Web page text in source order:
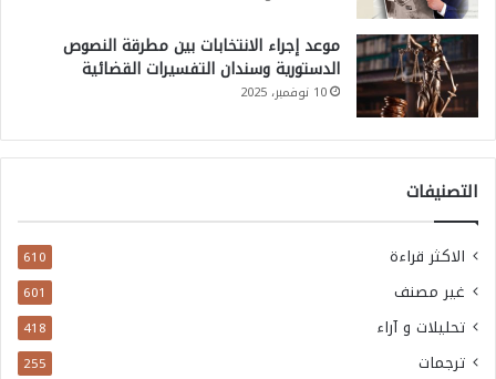
موعد إجراء الانتخابات بين مطرقة النصوص
الدستورية وسندان التفسيرات القضائية
10 نوفمبر، 2025
التصنيفات
الاكثر قراءة 610
غير مصنف 601
تحليلات و آراء 418
ترجمات 255